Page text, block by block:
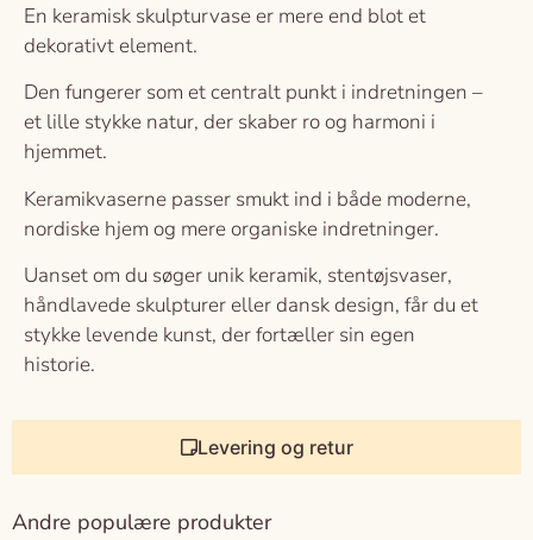
Levering og retur
En keramisk skulpturvase er mere end blot et
dekorativt element.
Den fungerer som et centralt punkt i indretningen –
et lille stykke natur, der skaber ro og harmoni i
hjemmet.
Keramikvaserne passer smukt ind i både moderne,
nordiske hjem og mere organiske indretninger.
Uanset om du søger unik keramik, stentøjsvaser,
håndlavede skulpturer eller dansk design, får du et
stykke levende kunst, der fortæller sin egen
historie.
Andre populære produkter